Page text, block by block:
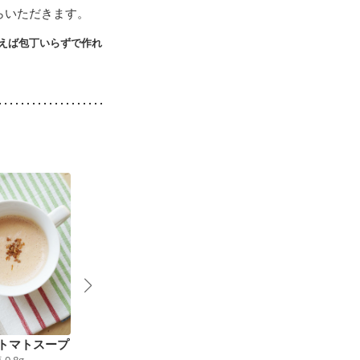
ただきます。
ば包丁いらずで作れ
マトスープ